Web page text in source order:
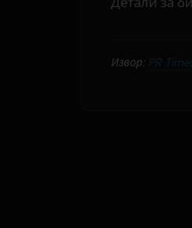
Извор: PR